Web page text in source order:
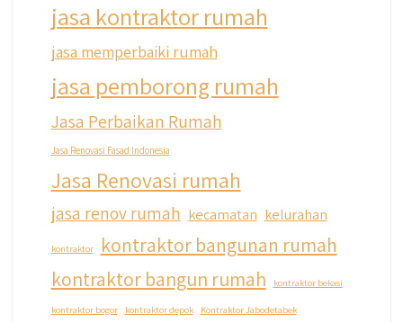
jasa kontraktor rumah
jasa memperbaiki rumah
jasa pemborong rumah
Jasa Perbaikan Rumah
Jasa Renovasi Fasad Indonesia
Jasa Renovasi rumah
jasa renov rumah kecamatan kelurahan
kontraktor
kontraktor bangunan rumah
kontraktor bangun rumah
kontraktor bekasi
kontraktor bogor kontraktor depok
Kontraktor Jabodetabek